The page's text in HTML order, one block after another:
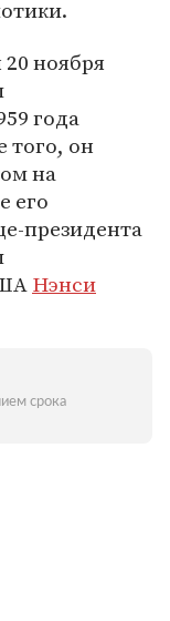
ноября
года
того, он
на
его
президента
Нэнси
срока